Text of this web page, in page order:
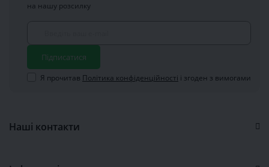
на нашу розсилку
Підписатися
Я прочитав Політика конфіденційності і згоден з вимогами
Наші контакти